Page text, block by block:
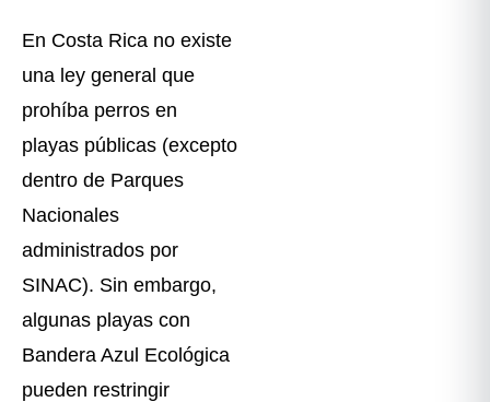
En Costa Rica no existe
una ley general que
prohíba perros en
playas públicas (excepto
dentro de Parques
Nacionales
administrados por
SINAC). Sin embargo,
algunas playas con
Bandera Azul Ecológica
pueden restringir